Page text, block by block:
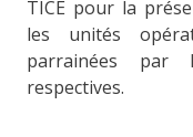
TICE pour la
les unités
parrainées par
respectives.